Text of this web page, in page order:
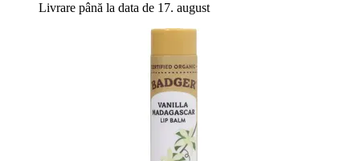
Livrare până la data de 17. august